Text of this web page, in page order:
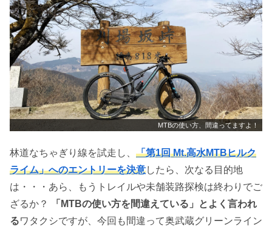
MTBの使い方、間違ってますよ！
林道なちゃぎり線を試走し、 「第1回 Mt.高水MTBヒルク
ライム」へのエントリーを決意したら、次なる目的地
は・・・あら、もうトレイルや未舗装路探検は終わりでご
ざるか？
「MTBの使い方を間違えている」とよく言われ
るワタクシですが、今回も間違って奥武蔵グリーンライン